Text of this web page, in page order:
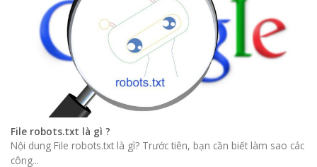
File robots.txt là gì ?
Nội dung File robots.txt là gì? Trước tiên, bạn cần biết làm sao các
công...